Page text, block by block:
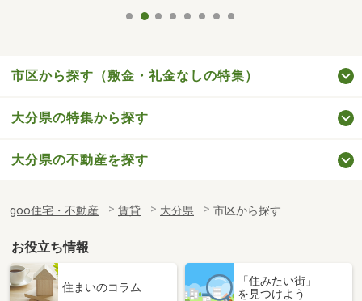
市区から探す（敷金・礼金なしの特集）
大分県の特集から探す
大分県の不動産を探す
goo住宅・不動産 賃貸 大分県 市区から探す
お役立ち情報
住まいのコラム
「住みたい街」
を見つけよう